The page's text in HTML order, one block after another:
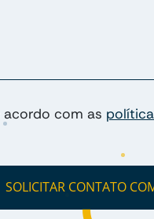
acordo com as
SOLICITAR CONTATO